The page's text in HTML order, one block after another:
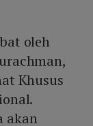
oleh
Khusus
akan